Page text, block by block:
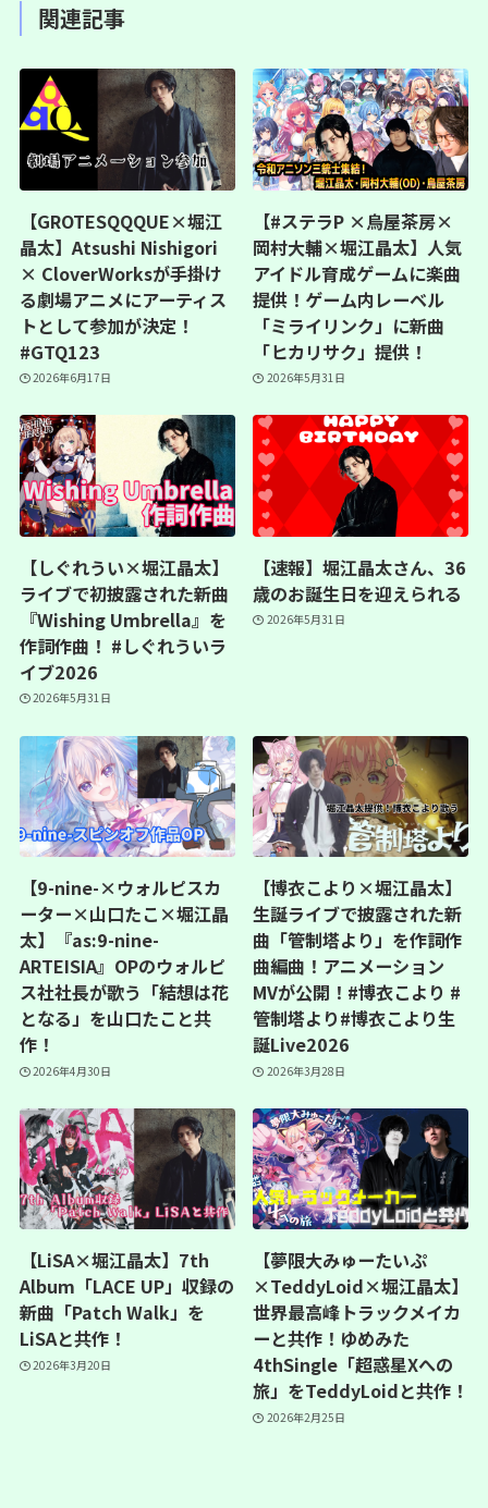
関連記事
【GROTESQQQUE×堀江
晶太】Atsushi Nishigori
× CloverWorksが手掛け
る劇場アニメにアーティス
トとして参加が決定！
#GTQ123
2026年6月17日
【#ステラP ×烏屋茶房×
岡村大輔×堀江晶太】人気
アイドル育成ゲームに楽曲
提供！ゲーム内レーベル
「ミライリンク」に新曲
「ヒカリサク」提供！
2026年5月31日
【しぐれうい×堀江晶太】
ライブで初披露された新曲
『Wishing Umbrella』を
作詞作曲！ #しぐれういラ
イブ2026
2026年5月31日
【速報】堀江晶太さん、36
歳のお誕生日を迎えられる
2026年5月31日
【9-nine-×ウォルピスカ
ーター×山口たこ×堀江晶
太】『as:9-nine-
ARTEISIA』OPのウォルピ
ス社社長が歌う「結想は花
となる」を山口たこと共
作！
2026年4月30日
【博衣こより×堀江晶太】
生誕ライブで披露された新
曲「管制塔より」を作詞作
曲編曲！アニメーション
MVが公開！#博衣こより #
管制塔より#博衣こより生
誕Live2026
2026年3月28日
【LiSA×堀江晶太】7th
Album「LACE UP」収録の
新曲「Patch Walk」を
LiSAと共作！
2026年3月20日
【夢限大みゅーたいぷ
×TeddyLoid×堀江晶太】
世界最高峰トラックメイカ
ーと共作！ゆめみた
4thSingle「超惑星Xへの
旅」をTeddyLoidと共作！
2026年2月25日